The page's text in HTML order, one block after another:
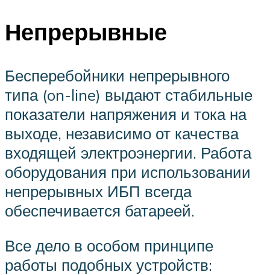
Непрерывные
Бесперебойники непрерывного
типа (on-line) выдают стабильные
показатели напряжения и тока на
выходе, независимо от качества
входящей электроэнергии. Работа
оборудования при использовании
непрерывных ИБП всегда
обеспечивается батареей.
Все дело в особом принципе
работы подобных устройств: